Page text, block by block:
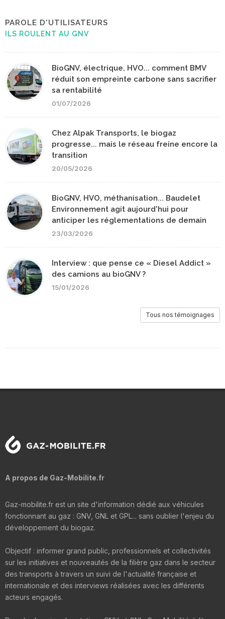
PAROLE D'UTILISATEURS
ILS ROULENT AU GNV
BioGNV, électrique, HVO... comment BMV
réduit son empreinte carbone sans sacrifier
sa rentabilité
01/07/2026
Chez Alpak Transports, le biogaz
progresse... mais le réseau freine encore la
transition
20/05/2026
BioGNV, HVO, méthanisation... Baudelet
Environnement agit aujourd'hui pour
anticiper les réglementations de demain
23/03/2026
Interview : que pense ce « Diesel Addict »
des camions au bioGNV ?
15/01/2026
Tous nos témoignages
A propos de Gaz-Mobilite.fr
Gaz-mobilite.fr est un site d'information dédié aux véhicules
fonctionnant au gaz : GNV, GNL et GPL... sans oublier l'enjeu du
développement du biogaz.
Objectif : informer grand public, professionnels et collectivités
sur les initiatives et nouveautés de la filière gaz dans le secteur
des transports à travers un suivi de l'actualité française et
internationale et des interviews réalisées avec les différents
acteurs engagés.